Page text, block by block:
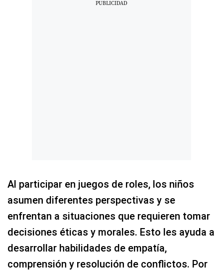
Al participar en juegos de roles, los niños
asumen diferentes perspectivas y se
enfrentan a situaciones que requieren tomar
decisiones éticas y morales. Esto les ayuda a
desarrollar habilidades de empatía,
comprensión y resolución de conflictos. Por